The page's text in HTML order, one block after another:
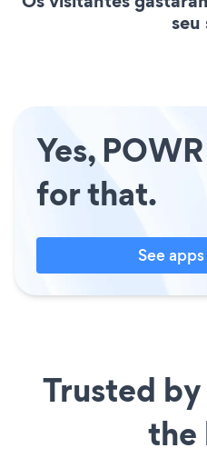
seu
Yes,
for that.
See
Trusted
the